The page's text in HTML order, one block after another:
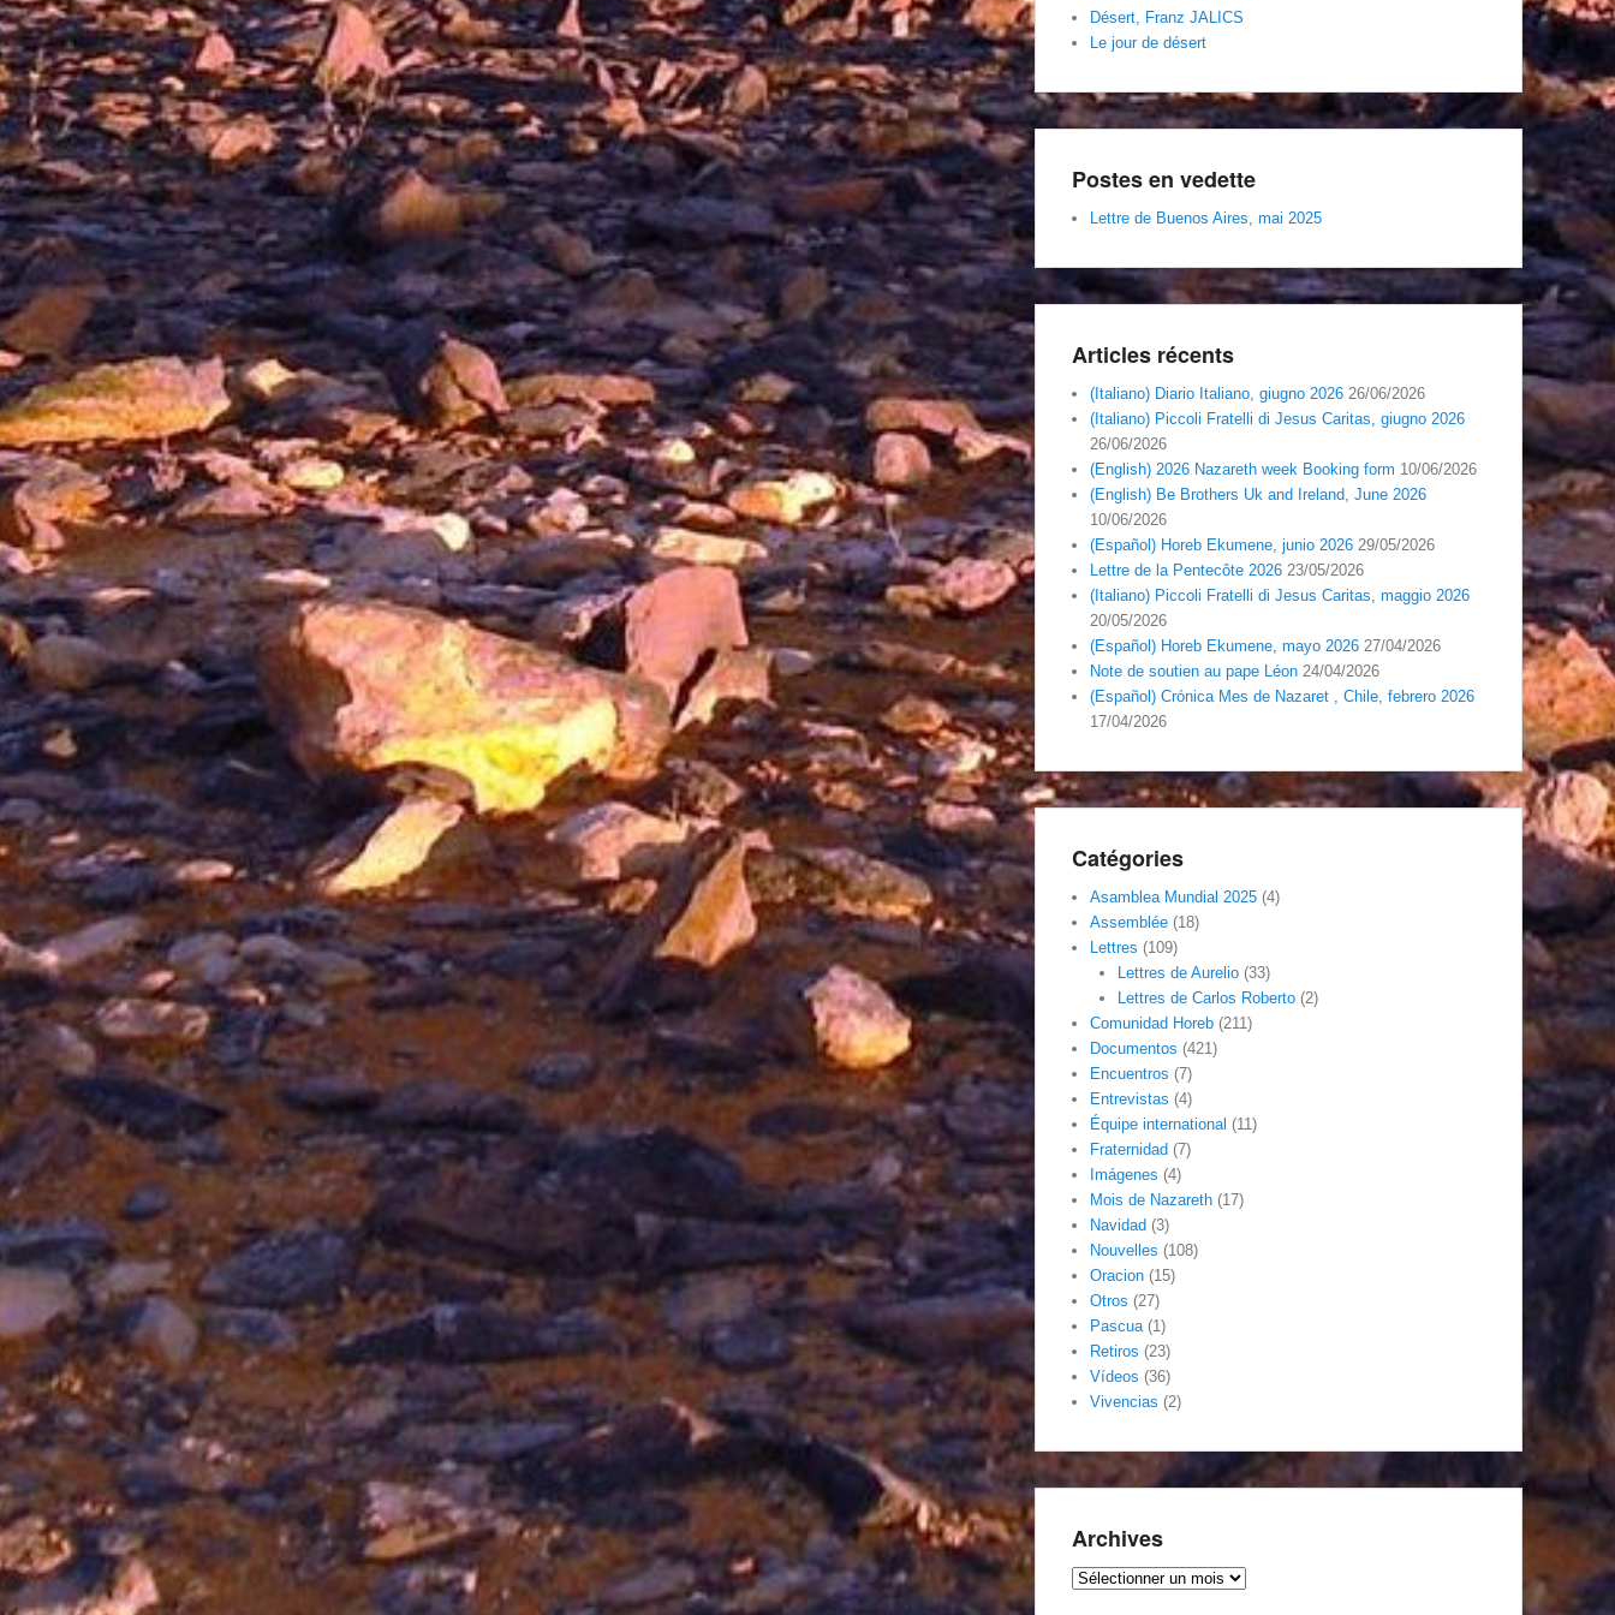
Désert, Franz JALICS
Le jour de désert
Postes en vedette
Lettre de Buenos Aires, mai 2025
Articles récents
(Italiano) Diario Italiano, giugno 2026 26/06/2026
(Italiano) Piccoli Fratelli di Jesus Caritas, giugno 2026
26/06/2026
(English) 2026 Nazareth week Booking form 10/06/2026
(English) Be Brothers Uk and Ireland, June 2026
10/06/2026
(Español) Horeb Ekumene, junio 2026 29/05/2026
Lettre de la Pentecôte 2026 23/05/2026
(Italiano) Piccoli Fratelli di Jesus Caritas, maggio 2026
20/05/2026
(Español) Horeb Ekumene, mayo 2026 27/04/2026
Note de soutien au pape Léon 24/04/2026
(Español) Crónica Mes de Nazaret , Chile, febrero 2026
17/04/2026
Catégories
Asamblea Mundial 2025 (4)
Assemblée (18)
Lettres (109)
Lettres de Aurelio(33)
Lettres de Carlos Roberto(2)
Comunidad Horeb (211)
Documentos (421)
Encuentros (7)
Entrevistas (4)
Équipe international (11)
Fraternidad (7)
Imágenes (4)
Mois de Nazareth (17)
Navidad (3)
Nouvelles (108)
Oracion (15)
Otros (27)
Pascua(1)
Retiros (23)
Vídeos (36)
Vivencias (2)
Archives
Archives